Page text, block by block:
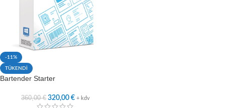
-11%
TÜKENDİ
Bartender Starter
360,00€ 320,00 € + kdv